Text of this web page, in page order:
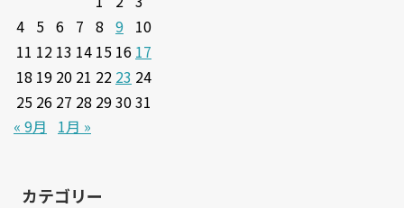
4 5 6 7 8 9 10
11 12 13 14 15 16 17
18 19 20 21 22 23 24
25 26 27 28 293031
« 9月
1月 »
カテゴリー